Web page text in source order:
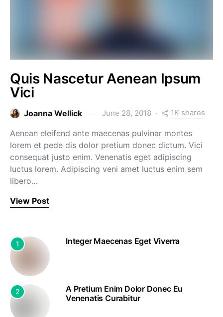
Quis Nascetur Aenean Ipsum
Vici
Joanna Wellick June 28, 2018 1K shares
Aenean eleifend ante maecenas pulvinar montes
lorem et pede dis dolor pretium donec dictum. Vici
consequat justo enim. Venenatis eget adipiscing
luctus lorem. Adipiscing veni amet luctus enim sem
libero…
View Post
1 Integer Maecenas Eget Viverra
2
A Pretium Enim Dolor Donec Eu
Venenatis Curabitur